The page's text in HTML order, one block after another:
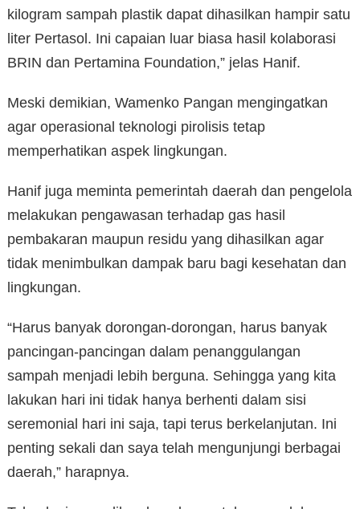
kilogram sampah plastik dapat dihasilkan hampir satu
liter Pertasol. Ini capaian luar biasa hasil kolaborasi
BRIN dan Pertamina Foundation,” jelas Hanif.
Meski demikian, Wamenko Pangan mengingatkan
agar operasional teknologi pirolisis tetap
memperhatikan aspek lingkungan.
Hanif juga meminta pemerintah daerah dan pengelola
melakukan pengawasan terhadap gas hasil
pembakaran maupun residu yang dihasilkan agar
tidak menimbulkan dampak baru bagi kesehatan dan
lingkungan.
“Harus banyak dorongan-dorongan, harus banyak
pancingan-pancingan dalam penanggulangan
sampah menjadi lebih berguna. Sehingga yang kita
lakukan hari ini tidak hanya berhenti dalam sisi
seremonial hari ini saja, tapi terus berkelanjutan. Ini
penting sekali dan saya telah mengunjungi berbagai
daerah,” harapnya.